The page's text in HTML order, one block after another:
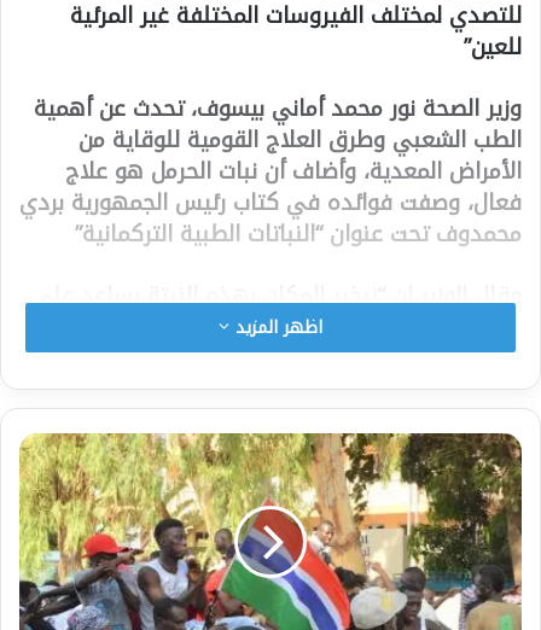
للتصدي لمختلف الفيروسات المختلفة غير المرئية
للعين”
وزير الصحة نور محمد أماني بيسوف، تحدث عن أهمية
الطب الشعبي وطرق العلاج القومية للوقاية من
الأمراض المعدية، وأضاف أن نبات الحرمل هو علاج
فعال، وصفت فوائده في كتاب رئيس الجمهورية بردي
محمدوف تحت عنوان “النباتات الطبية التركمانية”
وقال الوزير إن “تبخير المكان بهذه النبتة يساعد على
قتل البكتيريا وصد الحشرات وبها تصدى أجدادنا
للأمراض المعدية”
وأضاف أن الفلفل الأحمر الحار، يستخدم أيضا خلال
علاج الإنفلونزا، وهو ما تم ذكره أيضا في كتاب
الرئيس محمدوف، وقال: “على سبيل المثال،
المعكرونة الشعبية مع الفلفل تعتبر طريقة فعالة
للوقاية من نزلات البرد، وهو ما ثبت علميا”
يذكر أن الحرمل واسمه العمي: Peganum harmala
اظهر المزيد